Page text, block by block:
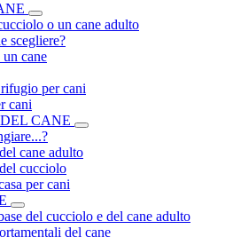
o un cane adulto
scegliere?
cane
per cani
cani
CANE
cane adulto
cucciolo
per cani
del cucciolo e del cane adulto
del cane